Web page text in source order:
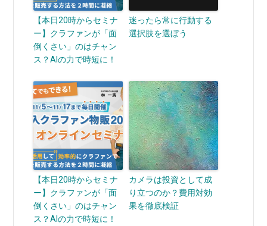
【本日20時からセミナ
ー】クラファンが「面
倒くさい」のはチャン
ス？AIの力で時短に！
迷ったら常に行動する
選択肢を選ぼう
【本日20時からセミナ
ー】クラファンが「面
倒くさい」のはチャン
ス？AIの力で時短に！
カメラは投資として成
り立つのか？費用対効
果を徹底検証